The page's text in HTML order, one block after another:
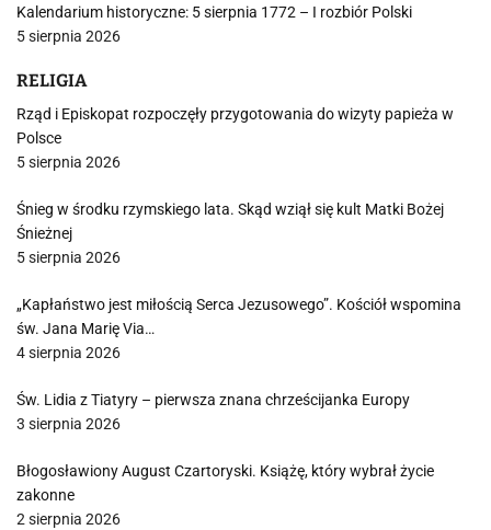
Kalendarium historyczne: 5 sierpnia 1772 – I rozbiór Polski
5 sierpnia 2026
RELIGIA
Rząd i Episkopat rozpoczęły przygotowania do wizyty papieża w
Polsce
5 sierpnia 2026
Śnieg w środku rzymskiego lata. Skąd wziął się kult Matki Bożej
Śnieżnej
5 sierpnia 2026
„Kapłaństwo jest miłością Serca Jezusowego”. Kościół wspomina
św. Jana Marię Via…
4 sierpnia 2026
Św. Lidia z Tiatyry – pierwsza znana chrześcijanka Europy
3 sierpnia 2026
Błogosławiony August Czartoryski. Książę, który wybrał życie
zakonne
2 sierpnia 2026